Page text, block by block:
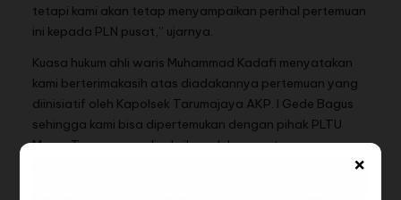
×
tetapi kami akan tetap menyampaikan perihal pertemuan
ini kepada PLN pusat,” ujarnya.
Kuasa hukum ahli waris Muhammad Kadafi menyatakan
kami berterimakasih atas diadakannya pertemuan yang
diinisiatif oleh Kapolsek Tarumajaya AKP. I Gede Bagus
sehingga kami bisa dipertemukan dengan pihak PLTU
Muara Tawar yang disaksikan oleh aparatur negara
lainnya mulai dari tingkat Kepala Desa, Camat dan juga